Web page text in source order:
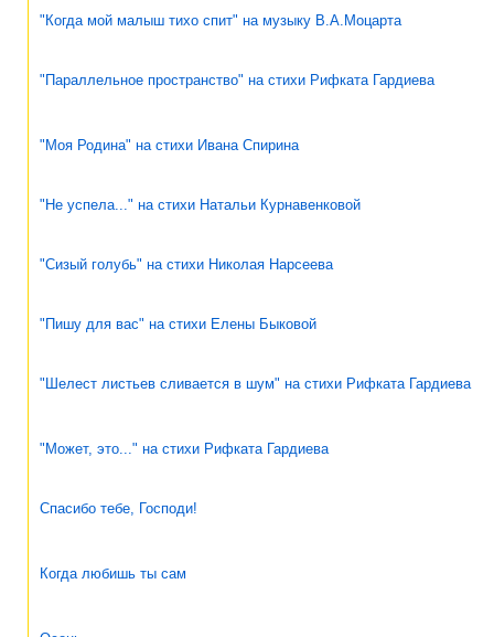
"Когда мой малыш тихо спит" на музыку В.А.Моцарта
"Параллельное пространство" на стихи Рифката Гардиева
"Моя Родина" на стихи Ивана Спирина
"Не успела..." на стихи Натальи Курнавенковой
"Сизый голубь" на стихи Николая Нарсеева
"Пишу для вас" на стихи Елены Быковой
"Шелест листьев сливается в шум" на стихи Рифката Гардиева
"Может, это..." на стихи Рифката Гардиева
Спасибо тебе, Господи!
Когда любишь ты сам